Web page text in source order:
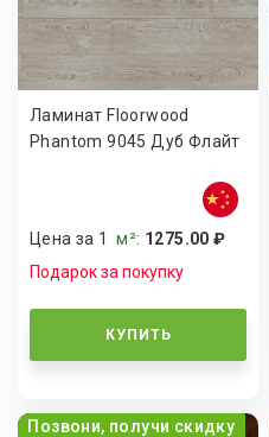
Ламинат Floorwood
Phantom 9045 Дуб Флайт
Цена за 1м²: 1275.00 ₽
Подарок за покупку
КУПИТЬ
Позвони, получи скидку